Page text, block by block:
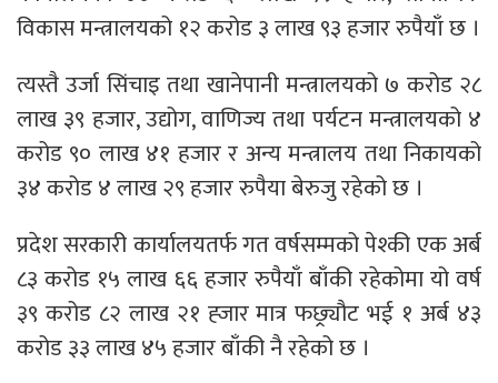
विकास मन्त्रालयको १२ करोड ३ लाख ९३ हजार रुपैयाँ छ ।
त्यस्तै उर्जा सिंचाइ तथा खानेपानी मन्त्रालयको ७ करोड २८
लाख ३९ हजार, उद्योग, वाणिज्य तथा पर्यटन मन्त्रालयको ४
करोड ९० लाख ४१ हजार र अन्य मन्त्रालय तथा निकायको
३४ करोड ४ लाख २९ हजार रुपैया बेरुजु रहेको छ ।
प्रदेश सरकारी कार्यालयतर्फ गत वर्षसम्मको पेश्की एक अर्ब
८३ करोड १५ लाख ६६ हजार रुपैयाँ बाँकी रहेकोमा यो वर्ष
३९ करोड ८२ लाख २१ ह्जार मात्र फछ्र्यौट भई १ अर्ब ४३
करोड ३३ लाख ४५ हजार बाँकी नै रहेको छ ।